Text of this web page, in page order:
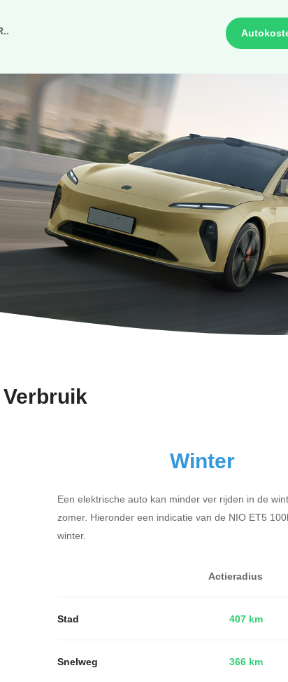
Winter
Een elektrische auto kan minder ver rijden in de
zomer. Hieronder een indicatie van de NIO ET5
winter.
Actieradius
Stad 407 km
Snelweg 366 km